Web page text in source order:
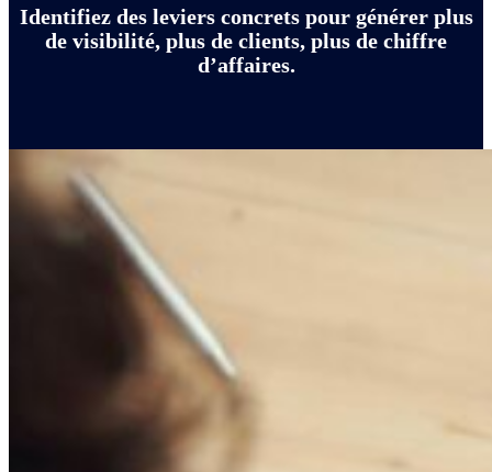
Identifiez des leviers concrets pour générer plus
de visibilité, plus de clients, plus de chiffre
d’affaires.